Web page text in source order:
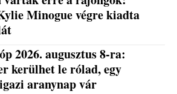
Minogue végre kiadta
2026. augusztus 8-ra:
kerülhet le rólad, egy
aranynap vár